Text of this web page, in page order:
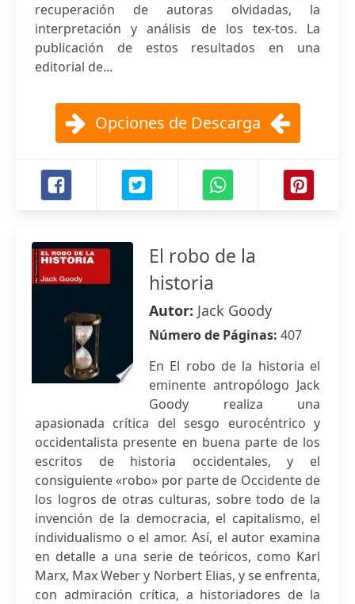
recuperación de autoras olvidadas, la
interpretación y análisis de los tex-tos. La
publicación de estos resultados en una
editorial de...
Opciones de Descarga
El robo de la
historia
Autor: Jack Goody
Número de Páginas: 407
En El robo de la historia el
eminente antropólogo Jack
Goody realiza una
apasionada crítica del sesgo eurocéntrico y
occidentalista presente en buena parte de los
escritos de historia occidentales, y el
consiguiente «robo» por parte de Occidente de
los logros de otras culturas, sobre todo de la
invención de la democracia, el capitalismo, el
individualismo o el amor. Así, el autor examina
en detalle a una serie de teóricos, como Karl
Marx, Max Weber y Norbert Elias, y se enfrenta,
con admiración crítica, a historiadores de la